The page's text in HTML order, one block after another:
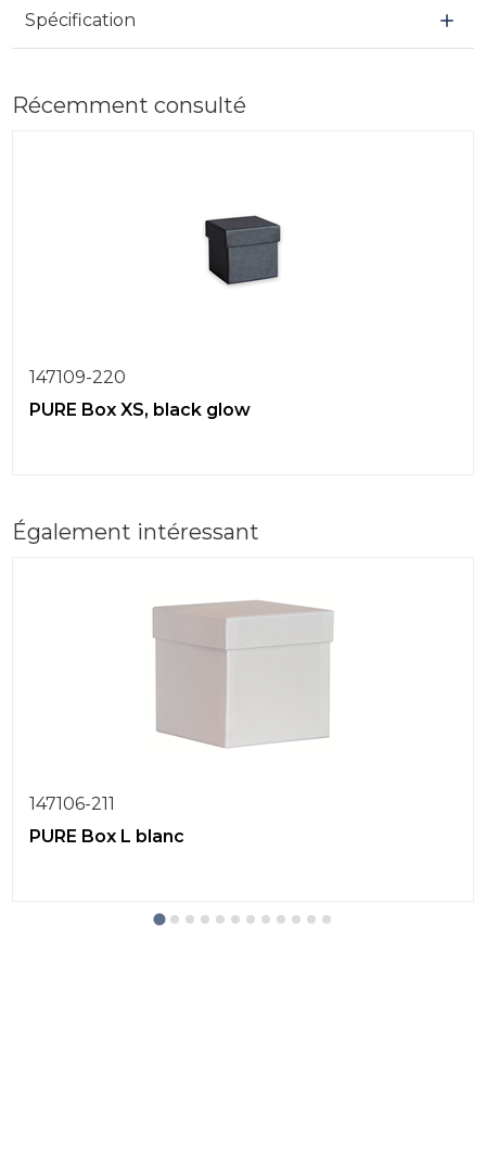
Spécification
Récemment consulté
147109-220
PURE Box XS, black glow
Également intéressant
147106-211
PURE Box L blanc